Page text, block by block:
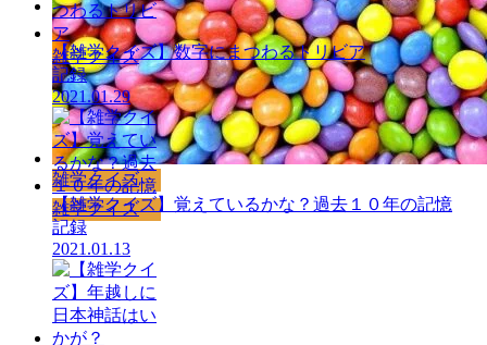
雑学クイズ
雑学クイズ
雑学クイズ
【雑学クイズ】数字にまつわるトリビア
記録
2021.01.29
雑学クイズ
【雑学クイズ】覚えているかな？過去１０年の記憶
記録
2021.01.13